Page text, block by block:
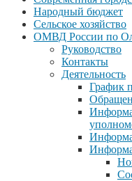
Народный бюджет
Сельское хозяйство
ОМВД России по
Руководство
Контакты
Деятельность
График